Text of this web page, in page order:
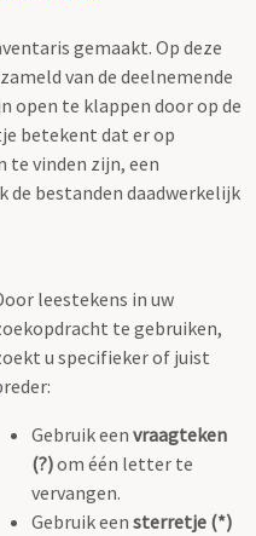
gemaakt. Op deze
van de deelnemende
open te klappen door op de
betekent dat er op
te vinden zijn, een
de bestanden daadwerkelijk
leestekens in uw
te gebruiken,
u specifieker of juist
Gebruik een vraagteken
(?)om één letter te
vervangen.
Gebruik een sterretje (*)